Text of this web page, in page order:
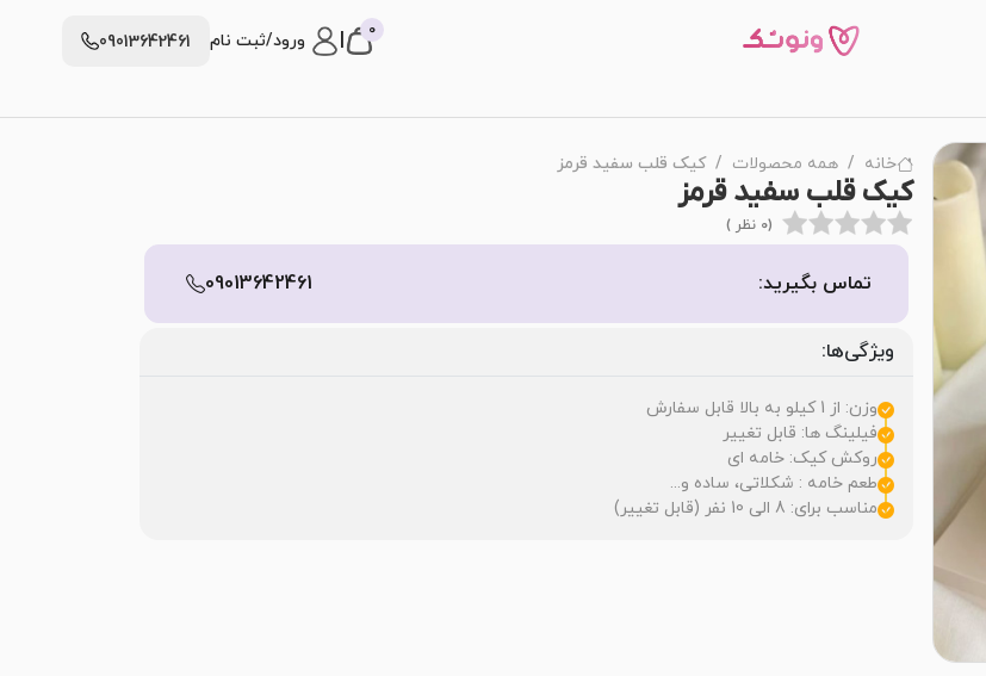
0 ورود/ثبت نام 09013642461
خانه همه محصولات کیک قلب سفید قرمز
کیک قلب سفید قرمز
(0 نظر )
تماس بگیرید: 09013642461
ویژگی‌ها:
وزن: از 1 کیلو به بالا قابل سفارش
فیلینگ ها: قابل تغییر
روکش کیک: خامه ای
طعم خامه : شکلاتی، ساده و...
مناسب برای: 8 الی 10 نفر (قابل تغییر)